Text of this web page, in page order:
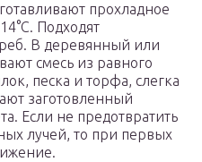
прохладное
Подходят
В деревянный или
смесь из равного
песка и торфа, слегка
заготовленный
Если не предотвратить
лучей, то при первых